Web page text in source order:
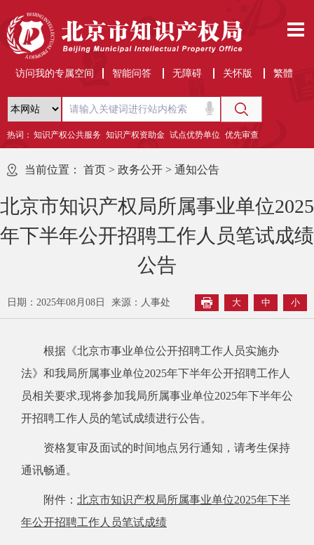
访问我的专属空间 智能问答 无障碍 关怀版 繁體
热词： 知识产权公共服务 知识产权资助金 试点优势单位 优先审查
当前位置： 首页 > 政务公开 > 通知公告
北京市知识产权局所属事业单位2025
年下半年公开招聘工作人员笔试成绩
公告
日期：2025年08月08日 来源：人事处 大 中 小
根据《北京市事业单位公开招聘工作人员实施办
法》和我局所属事业单位2025年下半年公开招聘工作人
员相关要求,现将参加我局所属事业单位2025年下半年公
开招聘工作人员的笔试成绩进行公告。
资格复审及面试的时间地点另行通知，请考生保持
通讯畅通。
附件： 北京市知识产权局所属事业单位2025年下半
年公开招聘工作人员笔试成绩